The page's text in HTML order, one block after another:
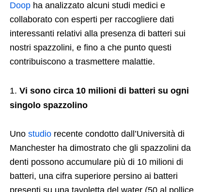
Doop ha analizzato alcuni studi medici e
collaborato con esperti per raccogliere dati
interessanti relativi alla presenza di batteri sui
nostri spazzolini, e fino a che punto questi
contribuiscono a trasmettere malattie.
Vi sono circa 10 milioni di batteri su ogni
singolo spazzolino
Uno studio recente condotto dall’Università di
Manchester ha dimostrato che gli spazzolini da
denti possono accumulare più di 10 milioni di
batteri, una cifra superiore persino ai batteri